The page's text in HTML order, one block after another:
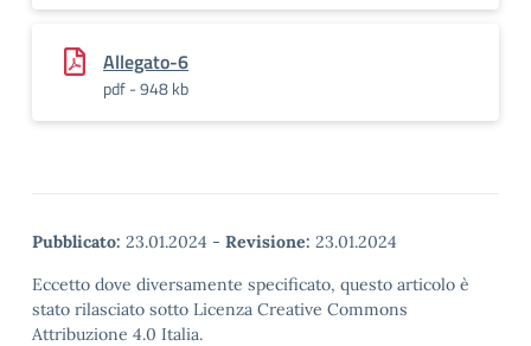
Allegato-6
pdf - 948 kb
Pubblicato: 23.01.2024 - Revisione: 23.01.2024
Eccetto dove diversamente specificato, questo articolo è
stato rilasciato sotto Licenza Creative Commons
Attribuzione 4.0 Italia.